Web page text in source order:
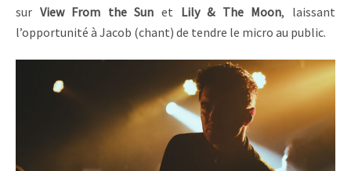
sur View From the Sun et Lily & The Moon, laissant
l’opportunité à Jacob (chant) de tendre le micro au public.